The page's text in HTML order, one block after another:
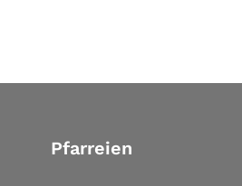
Pfarreien